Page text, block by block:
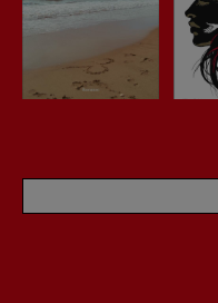
ARCHIVIO E AUTORI